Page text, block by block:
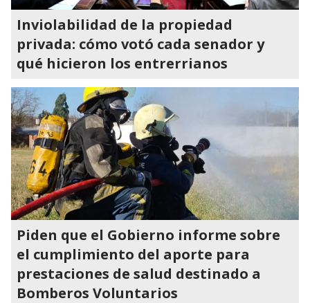
Inviolabilidad de la propiedad
privada: cómo votó cada senador y
qué hicieron los entrerrianos
Piden que el Gobierno informe sobre
el cumplimiento del aporte para
prestaciones de salud destinado a
Bomberos Voluntarios